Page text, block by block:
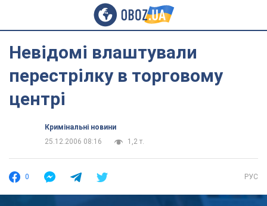
Невідомі влаштували
перестрілку в торговому
центрі
Кримінальні новини
25.12.2006 08:16
1,2 т.
0 РУС